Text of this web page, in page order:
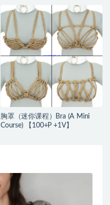
胸罩（迷你课程）Bra (A Mini
Course) 【100+P +1V】